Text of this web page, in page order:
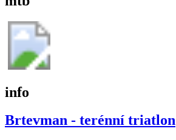
info
Brtevman - terénní triatlon